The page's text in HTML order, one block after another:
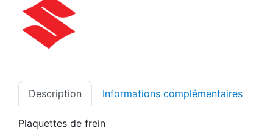
Description Informations complémentaires
Plaquettes de frein